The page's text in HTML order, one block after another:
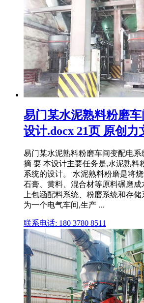
易门某水泥熟料粉磨
设计.docx 21页 原创力
易门某水泥熟料粉磨车间变配电系
摘 要 本设计主要任务是,水泥熟料
系统的设计。 水泥熟料粉磨是将
石膏、黄料、混合材等原料碾磨
上包涵配料系统、粉磨系统和存
为一个电气车间,生产 ...
联系电话: 180 3780 8511